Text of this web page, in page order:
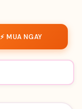
⚡ MUA NGAY